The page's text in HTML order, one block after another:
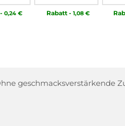
- 0,24 € Rabatt - 1,08 €
geschmacksverstärkende